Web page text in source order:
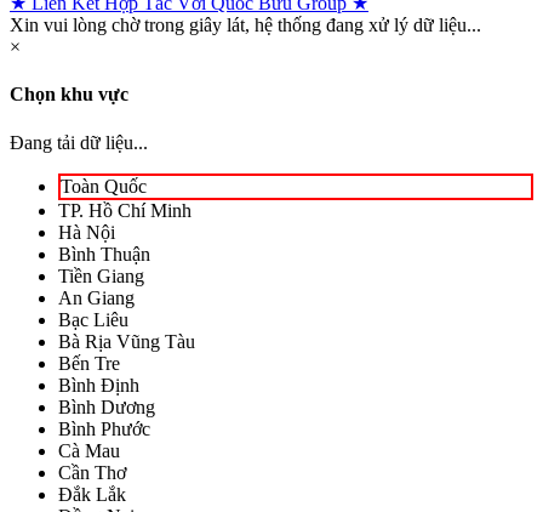
Xin vui lòng chờ trong giây lát, hệ thống đang xử lý dữ liệu...
×
Chọn khu vực
Đang tải dữ liệu...
Toàn Quốc
TP. Hồ Chí Minh
Hà Nội
Bình Thuận
Tiền Giang
An Giang
Bạc Liêu
Bà Rịa Vũng Tàu
Bến Tre
Bình Định
Bình Dương
Bình Phước
Cà Mau
Cần Thơ
Đắk Lắk